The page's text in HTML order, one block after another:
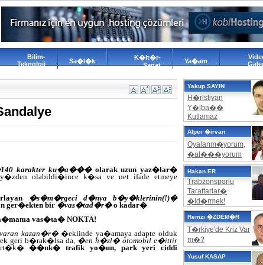
Bilim-
Teknoloji
Sa�l�k
K�lt�r-
Sanat
Ya�am
karakter ku�a���olarak uzun yaz�lar�
olabildi�ince k�sa ve net ifade etmeye
�s�m�rgeci d�nya b�y�klerinin(!)�
ger�ekten bir �vas�tad�r�o kadar�
vas�ta� NOKTA!
kazan�r��eklinde ya�amaya adapte olduk
geri b�rak�lsa da,�en h�zl� otomobil e�ittir
art�k���nk� trafik yo�un, park yeri ciddi
Yakup SAYIN
H�ristiyan
Y�lba��
Kutlamaz
Alper �irvan
Oyalanm�yorum,
�al���yorum
Hakan ER
Trabzonsporlu
Taraftarlar�
�ld�rmek!
Remzi �ZDEM�R
T�rkiye'de Kriz Var
m�?
Yusuf KASAP